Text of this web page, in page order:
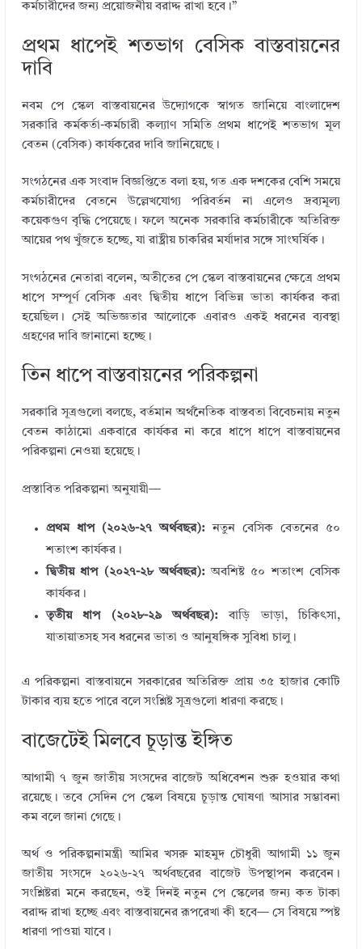
কর্মচারীদের জন্য প্রয়োজনীয় বরাদ্দ রাখা হবে।”
প্রথম ধাপেই শতভাগ বেসিক বাস্তবায়নের
দাবি
নবম পে স্কেল বাস্তবায়নের উদ্যোগকে স্বাগত জানিয়ে বাংলাদেশ
সরকারি কর্মকর্তা-কর্মচারী কল্যাণ সমিতি প্রথম ধাপেই শতভাগ মূল
বেতন (বেসিক) কার্যকরের দাবি জানিয়েছে।
সংগঠনের এক সংবাদ বিজ্ঞপ্তিতে বলা হয়, গত এক দশকের বেশি সময়ে
কর্মচারীদের বেতনে উল্লেখযোগ্য পরিবর্তন না এলেও দ্রব্যমূল্য
কয়েকগুণ বৃদ্ধি পেয়েছে। ফলে অনেক সরকারি কর্মচারীকে অতিরিক্ত
আয়ের পথ খুঁজতে হচ্ছে, যা রাষ্ট্রীয় চাকরির মর্যাদার সঙ্গে সাংঘর্ষিক।
সংগঠনের নেতারা বলেন, অতীতের পে স্কেল বাস্তবায়নের ক্ষেত্রে প্রথম
ধাপে সম্পূর্ণ বেসিক এবং দ্বিতীয় ধাপে বিভিন্ন ভাতা কার্যকর করা
হয়েছিল। সেই অভিজ্ঞতার আলোকে এবারও একই ধরনের ব্যবস্থা
গ্রহণের দাবি জানানো হচ্ছে।
তিন ধাপে বাস্তবায়নের পরিকল্পনা
সরকারি সূত্রগুলো বলছে, বর্তমান অর্থনৈতিক বাস্তবতা বিবেচনায় নতুন
বেতন কাঠামো একবারে কার্যকর না করে ধাপে ধাপে বাস্তবায়নের
পরিকল্পনা নেওয়া হয়েছে।
প্রস্তাবিত পরিকল্পনা অনুযায়ী—
প্রথম ধাপ (২০২৬-২৭ অর্থবছর):নতুন বেসিক বেতনের ৫০
শতাংশ কার্যকর।
দ্বিতীয় ধাপ (২০২৭-২৮ অর্থবছর):অবশিষ্ট ৫০ শতাংশ বেসিক
কার্যকর।
তৃতীয় ধাপ (২০২৮-২৯ অর্থবছর):বাড়ি ভাড়া, চিকিৎসা,
যাতায়াতসহ সব ধরনের ভাতা ও আনুষঙ্গিক সুবিধা চালু।
এ পরিকল্পনা বাস্তবায়নে সরকারের অতিরিক্ত প্রায় ৩৫ হাজার কোটি
টাকার ব্যয় হতে পারে বলে সংশ্লিষ্ট সূত্রগুলো ধারণা করছে।
বাজেটেই মিলবে চূড়ান্ত ইঙ্গিত
আগামী ৭ জুন জাতীয় সংসদের বাজেট অধিবেশন শুরু হওয়ার কথা
রয়েছে। তবে সেদিন পে স্কেল বিষয়ে চূড়ান্ত ঘোষণা আসার সম্ভাবনা
কম বলে জানা গেছে।
অর্থ ও পরিকল্পনামন্ত্রী আমির খসরু মাহমুদ চৌধুরী আগামী ১১ জুন
জাতীয় সংসদে ২০২৬-২৭ অর্থবছরের বাজেট উপস্থাপন করবেন।
সংশ্লিষ্টরা মনে করছেন, ওই দিনই নতুন পে স্কেলের জন্য কত টাকা
বরাদ্দ রাখা হচ্ছে এবং বাস্তবায়নের রূপরেখা কী হবে— সে বিষয়ে স্পষ্ট
ধারণা পাওয়া যাবে।